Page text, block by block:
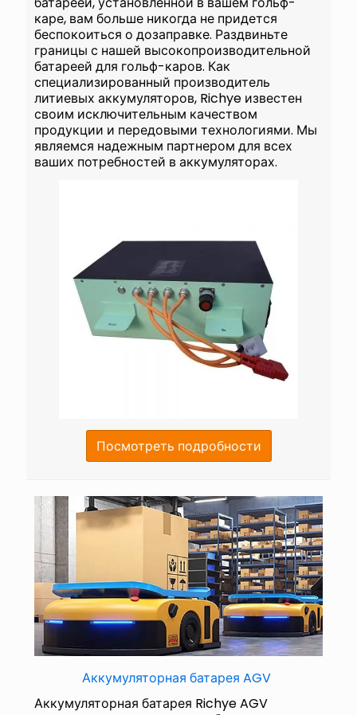
каре, вам больше никогда не придется
беспокоиться о дозаправке. Раздвиньте
границы с нашей высокопроизводительной
батареей для гольф-каров. Как
специализированный производитель
литиевых аккумуляторов, Richye известен
своим исключительным качеством
продукции и передовыми технологиями. Мы
являемся надежным партнером для всех
ваших потребностей в аккумуляторах.
Посмотреть подробности
Аккумуляторная батарея AGV
Аккумуляторная батарея Richye AGV